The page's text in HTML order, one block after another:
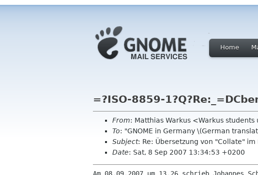
Home
=?ISO-8859-
From: Matthias Warkus <Warkus
To: "GNOME in Germany \(German
Subject: Re: Übersetzung von "Collate"
Date: Sat, 8 Sep 2007 13:34:53 +0200